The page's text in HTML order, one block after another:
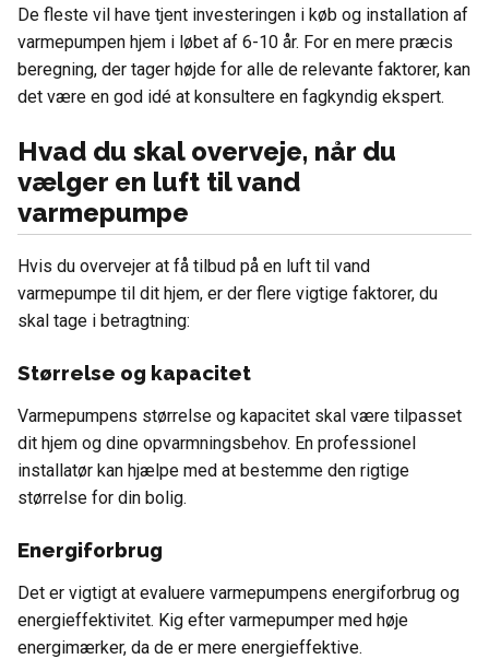
De fleste vil have tjent investeringen i køb og installation af
varmepumpen hjem i løbet af 6-10 år. For en mere præcis
beregning, der tager højde for alle de relevante faktorer, kan
det være en god idé at konsultere en fagkyndig ekspert.
Hvad du skal overveje, når du
vælger en luft til vand
varmepumpe
Hvis du overvejer at få tilbud på en luft til vand
varmepumpe til dit hjem, er der flere vigtige faktorer, du
skal tage i betragtning:
Størrelse og kapacitet
Varmepumpens størrelse og kapacitet skal være tilpasset
dit hjem og dine opvarmningsbehov. En professionel
installatør kan hjælpe med at bestemme den rigtige
størrelse for din bolig.
Energiforbrug
Det er vigtigt at evaluere varmepumpens energiforbrug og
energieffektivitet. Kig efter varmepumper med høje
energimærker, da de er mere energieffektive.